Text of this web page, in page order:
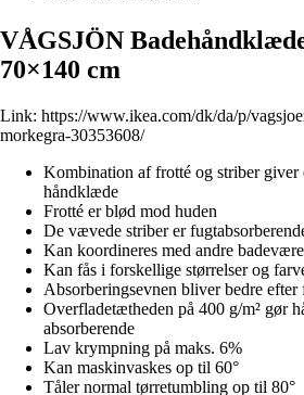
VÅGSJÖN
70×140 cm
Link: https://www.ikea.com/dk/da/p/
morkegra-30353608/
Kombination af frotté og striber
håndklæde
Frotté er blød mod huden
De vævede striber er
Kan koordineres med andre
Kan fås i forskellige størrelser og
Absorberingsevnen bliver bedre efter
Overfladetætheden på 400 g/m² gør
absorberende
Lav krympning på maks. 6%
Kan maskinvaskes op til 60°
Tåler normal tørretumbling op til 80°